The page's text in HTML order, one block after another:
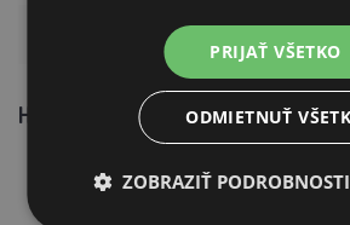
15 x
H ladinová napájačka na vedro,
PRIJAŤ VŠETKO
ODMIETNUŤ
ZOBRAZIŤ PODROBNOSTI